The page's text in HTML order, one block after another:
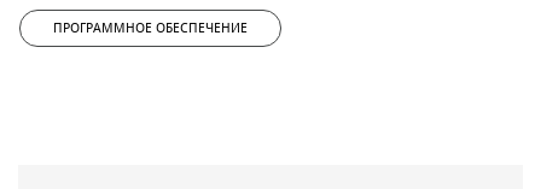
ПРОГРАММНОЕ ОБЕСПЕЧЕНИЕ